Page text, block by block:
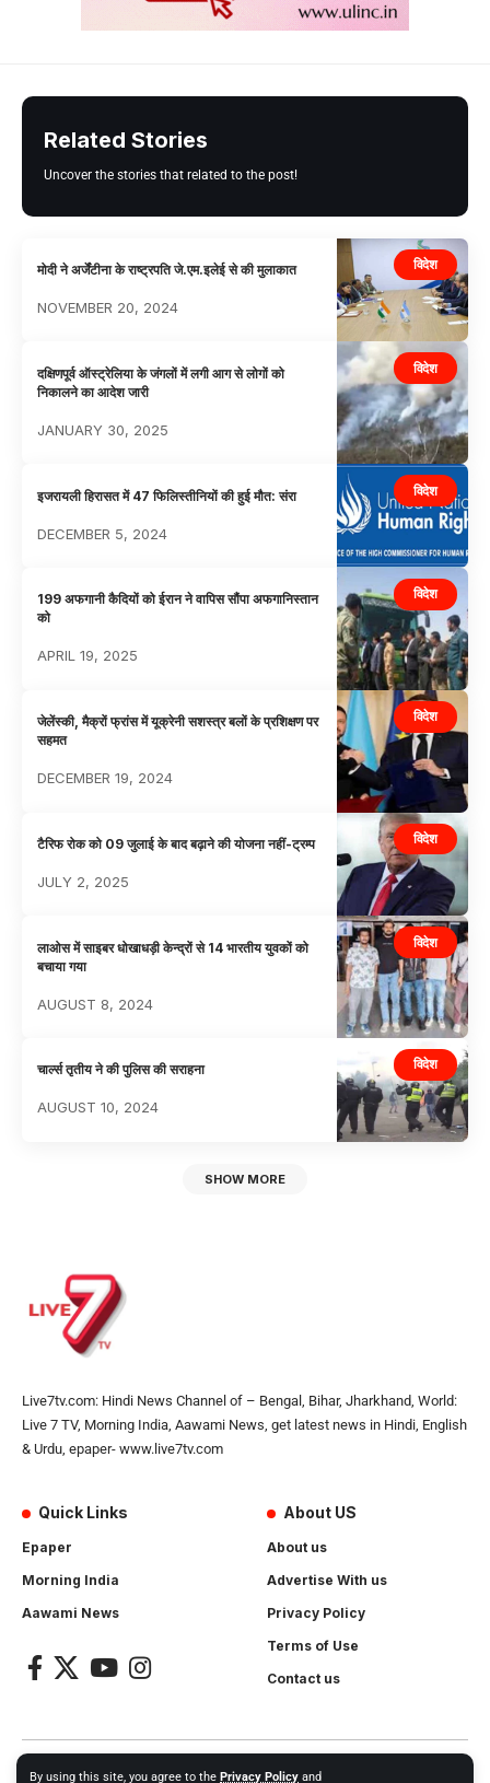
By using this site, you agree to the Privacy Policy and
Related Stories
Uncover the stories that related to the post!
विदेश
मोदी ने अर्जेंटीना के राष्ट्रपति जे.एम.इलेई से की मुलाकात
NOVEMBER 20, 2024
विदेश
दक्षिणपूर्व ऑस्ट्रेलिया के जंगलों में लगी आग से लोगों को
निकालने का आदेश जारी
JANUARY 30, 2025
विदेश
इजरायली हिरासत में 47 फिलिस्तीनियों की हुई मौत: संरा
DECEMBER 5, 2024
विदेश
199 अफगानी कैदियों को ईरान ने वापिस सौंपा अफगानिस्तान
को
APRIL 19, 2025
विदेश
जेलेंस्की, मैक्रों फ्रांस में यूक्रेनी सशस्त्र बलों के प्रशिक्षण पर
सहमत
DECEMBER 19, 2024
विदेश
टैरिफ रोक को 09 जुलाई के बाद बढ़ाने की योजना नहीं-ट्रम्प
JULY 2, 2025
विदेश
लाओस में साइबर धोखाधड़ी केन्द्रों से 14 भारतीय युवकों को
बचाया गया
AUGUST 8, 2024
विदेश
चार्ल्स तृतीय ने की पुलिस की सराहना
AUGUST 10, 2024
SHOW MORE
Live7tv.com: Hindi News Channel of – Bengal, Bihar, Jharkhand, World:
Live 7 TV, Morning India, Aawami News, get latest news in Hindi, English
& Urdu, epaper- www.live7tv.com
Quick Links
Epaper
Morning India
Aawami News
About US
About us
Advertise With us
Privacy Policy
Terms of Use
Contact us
2024- All Rights Reserved.Live 7 tv. Website Created by and